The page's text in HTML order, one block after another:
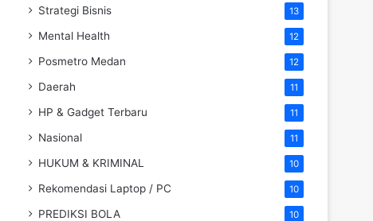
Strategi Bisnis 13
Mental Health 12
Posmetro Medan 12
Daerah 11
HP & Gadget Terbaru 11
Nasional 11
HUKUM & KRIMINAL 10
Rekomendasi Laptop / PC 10
PREDIKSI BOLA 10